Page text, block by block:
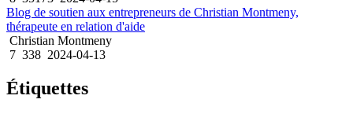
Blog de soutien aux entrepreneurs de Christian Montmeny,
thérapeute en relation d'aide
Christian Montmeny
7 338 2024-04-13
Étiquettes